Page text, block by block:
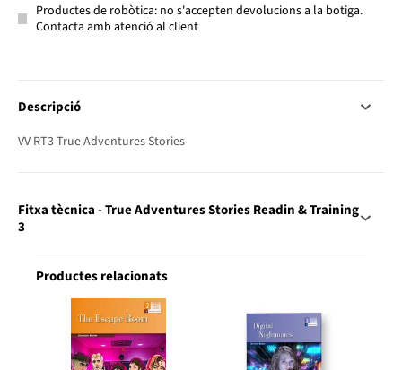
Productes de robòtica: no s'accepten devolucions a la botiga.
Contacta amb atenció al client
Descripció
VV RT3 True Adventures Stories
Fitxa tècnica - True Adventures Stories Readin & Training
3
Productes relacionats